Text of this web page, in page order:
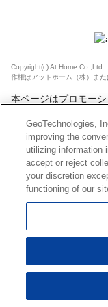
Copyright(c) At Home Co.,Ltd.
作権はアットホーム（株）また
本ページはプロモーシ
GeoTechnologies,
improving the
utilizing information
accept or reject
your discretion
functioning of our